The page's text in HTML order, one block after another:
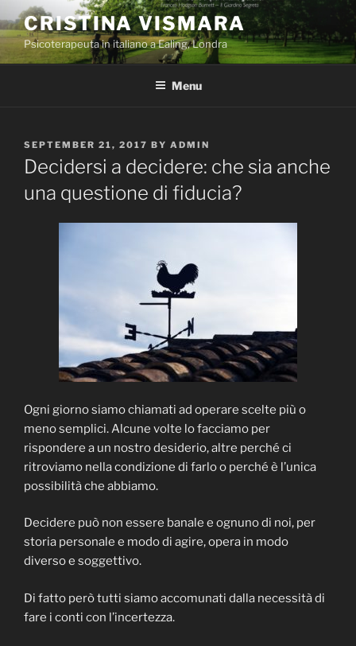
Skip
to
content
CRISTINA VISMARA
Psicoterapeuta in italiano a Ealing, Londra
Menu
POSTED
ON
SEPTEMBER 21, 2017 BY ADMIN
Decidersi a decidere: che sia anche
una questione di fiducia?
Ogni giorno siamo chiamati ad operare scelte più o
meno semplici. Alcune volte lo facciamo per
rispondere a un nostro desiderio, altre perché ci
ritroviamo nella condizione di farlo o perché è l’unica
possibilità che abbiamo.
Decidere può non essere banale e ognuno di noi, per
storia personale e modo di agire, opera in modo
diverso e soggettivo.
Di fatto però tutti siamo accomunati dalla necessità di
fare i conti con l’incertezza.